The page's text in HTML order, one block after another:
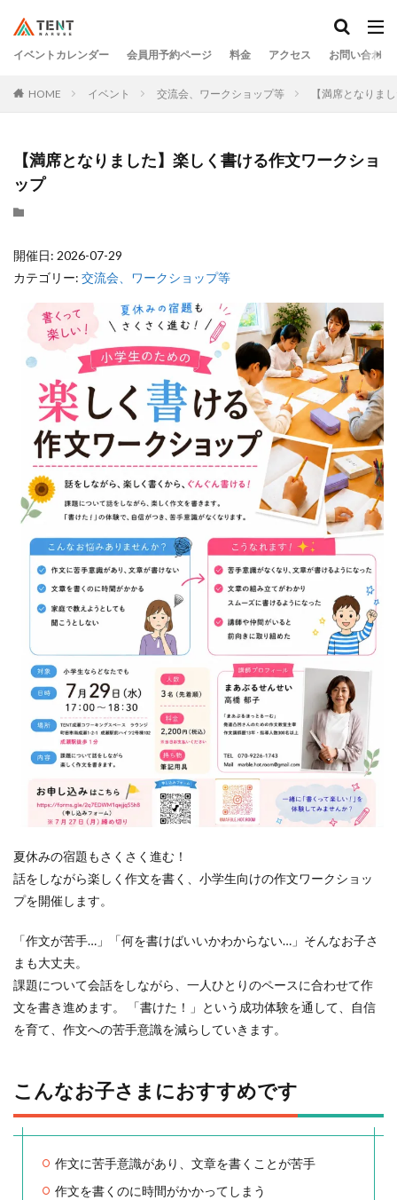
イベントカレンダー 会員用予約ページ 料金 アクセス お問い合わせ
HOME イベント 交流会、ワークショップ等 【満席となりま
【満席となりました】楽しく書ける作文ワークショ
ップ
開催日: 2026-07-29
カテゴリー: 交流会、ワークショップ等
夏休みの宿題もさくさく進む！
話をしながら楽しく作文を書く、小学生向けの作文ワークショッ
プを開催します。
「作文が苦手…」「何を書けばいいかわからない…」そんなお子さ
まも大丈夫。
課題について会話をしながら、一人ひとりのペースに合わせて作
文を書き進めます。 「書けた！」という成功体験を通して、自信
を育て、作文への苦手意識を減らしていきます。
こんなお子さまにおすすめです
作文に苦手意識があり、文章を書くことが苦手
作文を書くのに時間がかかってしまう